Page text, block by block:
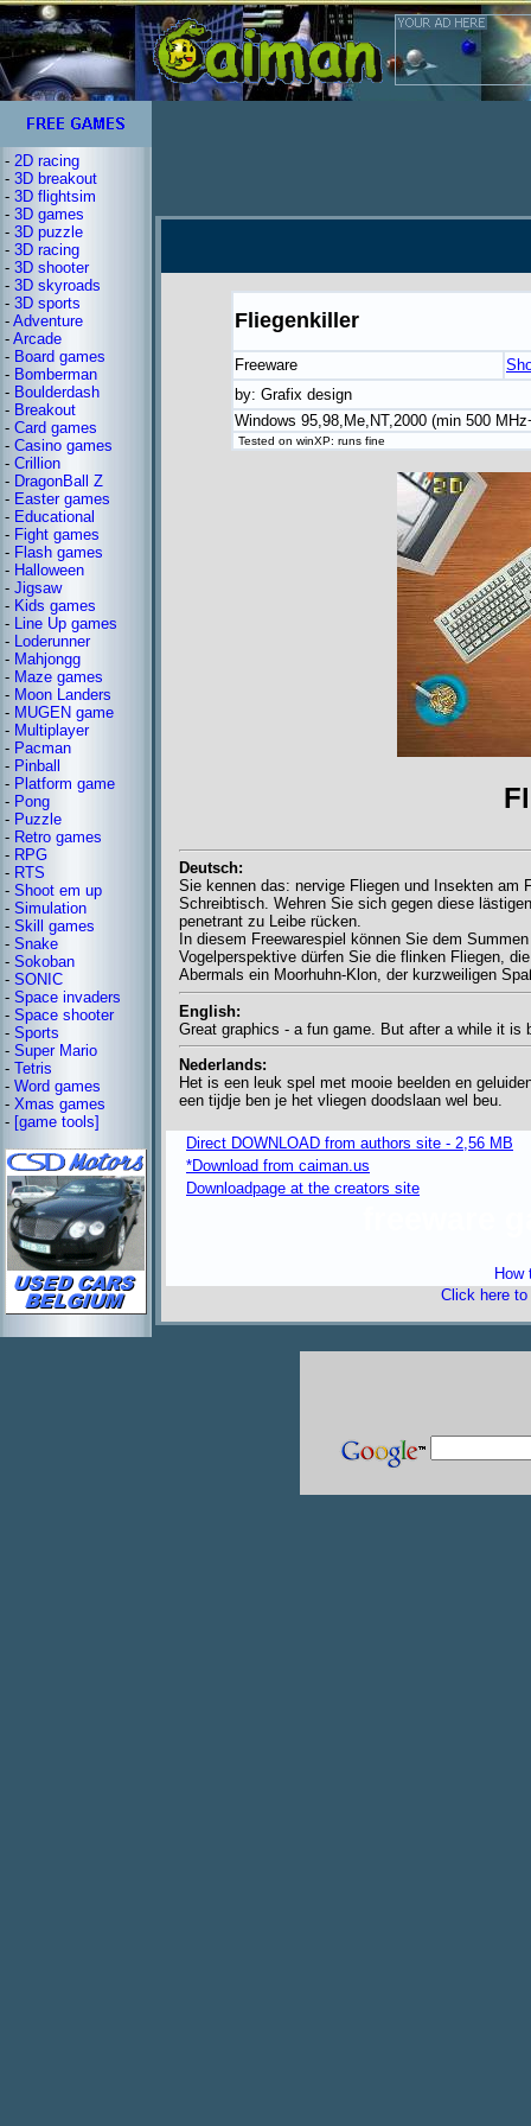
- 2D racing
- 3D breakout
- 3D flightsim
- 3D games
- 3D puzzle
- 3D racing
- 3D shooter
- 3D skyroads
- 3D sports
- Adventure
- Arcade
- Board games
- Bomberman
- Boulderdash
- Breakout
- Card games
- Casino games
- Crillion
- DragonBall Z
- Easter games
- Educational
- Fight games
- Flash games
- Halloween
- Jigsaw
- Kids games
- Line Up games
- Loderunner
- Mahjongg
- Maze games
- Moon Landers
- MUGEN game
- Multiplayer
- Pacman
- Pinball
- Platform game
- Pong
- Puzzle
- Retro games
- RPG
- RTS
- Shoot em up
- Simulation
- Skill games
- Snake
- Sokoban
- SONIC
- Space invaders
- Space shooter
- Sports
- Super Mario
- Tetris
- Word games
- Xmas games
- [game tools]
Fliegenkiller
Freeware
by: Grafix design
Windows 95,98,Me,NT,2000 (min 500
Tested on winXP: runs fine
Deutsch:
Sie kennen das: nervige Fliegen und Insekten
Schreibtisch. Wehren Sie sich gegen diese
penetrant zu Leibe rücken.
In diesem Freewarespiel können Sie dem
Vogelperspektive dürfen Sie die flinken Fliegen,
Abermals ein Moorhuhn-Klon, der kurzweiligen
English:
Great graphics - a fun game. But after a while it is
Nederlands:
Het is een leuk spel met mooie beelden en
een tijdje ben je het vliegen doodslaan wel beu.
Direct DOWNLOAD from authors site - 2,56 MB
*Download from caiman.us
Downloadpage at the creators site
How
Click here